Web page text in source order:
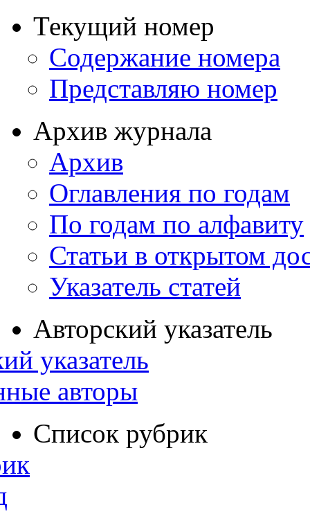
Текущий номер
Содержание номера
Представляю номер
Архив журнала
Архив
Оглавления по годам
По годам по алфавиту
Статьи в открытом
Указатель статей
Авторский указатель
указатель
авторы
Список рубрик